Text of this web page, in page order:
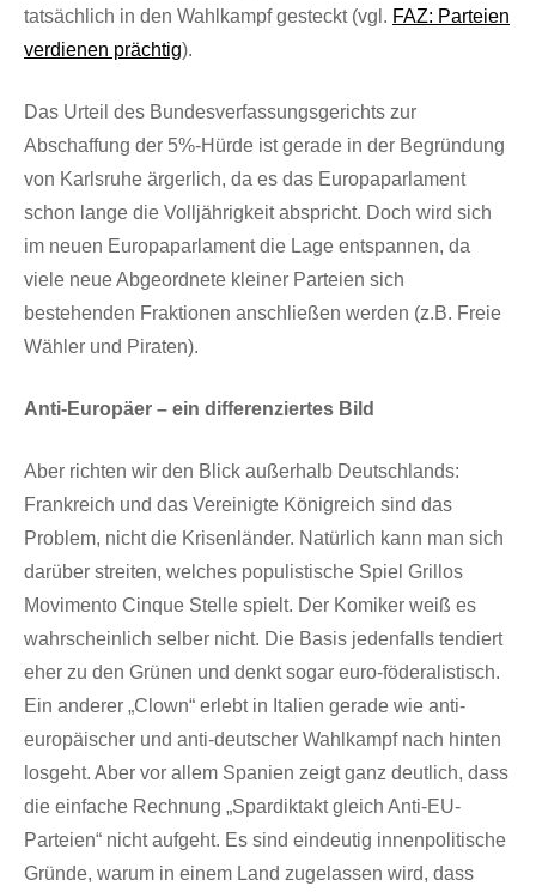
tatsächlich in den Wahlkampf gesteckt (vgl. FAZ: Parteien
verdienen prächtig).
Das Urteil des Bundesverfassungsgerichts zur
Abschaffung der 5%-Hürde ist gerade in der Begründung
von Karlsruhe ärgerlich, da es das Europaparlament
schon lange die Volljährigkeit abspricht. Doch wird sich
im neuen Europaparlament die Lage entspannen, da
viele neue Abgeordnete kleiner Parteien sich
bestehenden Fraktionen anschließen werden (z.B. Freie
Wähler und Piraten).
Anti-Europäer – ein differenziertes Bild
Aber richten wir den Blick außerhalb Deutschlands:
Frankreich und das Vereinigte Königreich sind das
Problem, nicht die Krisenländer. Natürlich kann man sich
darüber streiten, welches populistische Spiel Grillos
Movimento Cinque Stelle spielt. Der Komiker weiß es
wahrscheinlich selber nicht. Die Basis jedenfalls tendiert
eher zu den Grünen und denkt sogar euro-föderalistisch.
Ein anderer „Clown“ erlebt in Italien gerade wie anti-
europäischer und anti-deutscher Wahlkampf nach hinten
losgeht. Aber vor allem Spanien zeigt ganz deutlich, dass
die einfache Rechnung „Spardiktakt gleich Anti-EU-
Parteien“ nicht aufgeht. Es sind eindeutig innenpolitische
Gründe, warum in einem Land zugelassen wird, dass